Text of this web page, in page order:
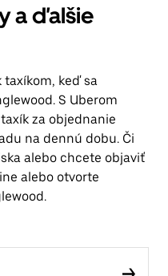
a ďalšie
taxíkom, keď sa
S Uberom
za objednanie
na dennú dobu. Či
alebo chcete objaviť
alebo otvorte